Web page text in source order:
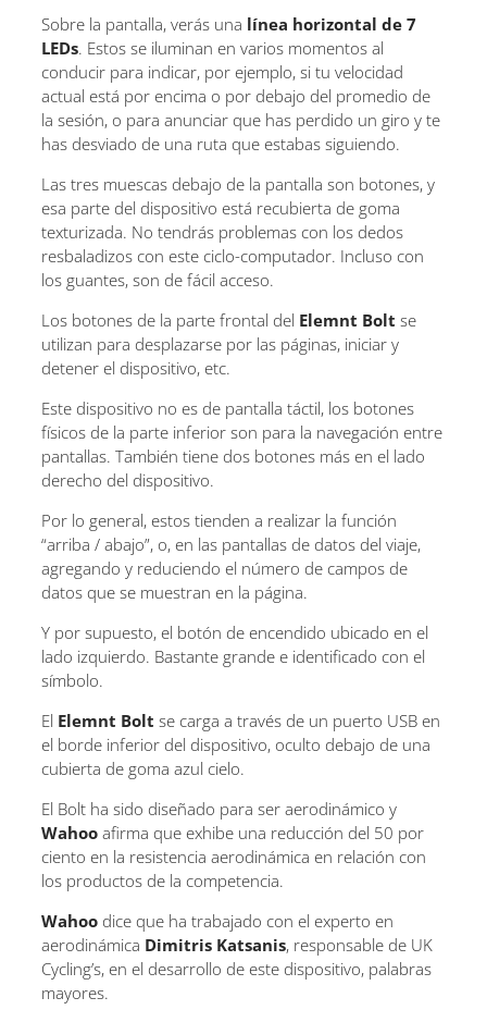
Sobre la pantalla, verás una línea horizontal de 7
LEDs. Estos se iluminan en varios momentos al
conducir para indicar, por ejemplo, si tu velocidad
actual está por encima o por debajo del promedio de
la sesión, o para anunciar que has perdido un giro y te
has desviado de una ruta que estabas siguiendo.
Las tres muescas debajo de la pantalla son botones, y
esa parte del dispositivo está recubierta de goma
texturizada. No tendrás problemas con los dedos
resbaladizos con este ciclo-computador. Incluso con
los guantes, son de fácil acceso.
Los botones de la parte frontal del Elemnt Bolt se
utilizan para desplazarse por las páginas, iniciar y
detener el dispositivo, etc.
Este dispositivo no es de pantalla táctil, los botones
físicos de la parte inferior son para la navegación entre
pantallas. También tiene dos botones más en el lado
derecho del dispositivo.
Por lo general, estos tienden a realizar la función
“arriba / abajo”, o, en las pantallas de datos del viaje,
agregando y reduciendo el número de campos de
datos que se muestran en la página.
Y por supuesto, el botón de encendido ubicado en el
lado izquierdo. Bastante grande e identificado con el
símbolo.
El Elemnt Bolt se carga a través de un puerto USB en
el borde inferior del dispositivo, oculto debajo de una
cubierta de goma azul cielo.
El Bolt ha sido diseñado para ser aerodinámico y
Wahoo afirma que exhibe una reducción del 50 por
ciento en la resistencia aerodinámica en relación con
los productos de la competencia.
Wahoo dice que ha trabajado con el experto en
aerodinámica Dimitris Katsanis, responsable de UK
Cycling’s, en el desarrollo de este dispositivo, palabras
mayores.